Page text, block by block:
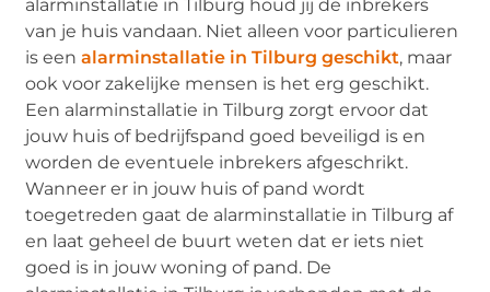
alarminstallatie in Tilburg houd jij de inbrekers
van je huis vandaan. Niet alleen voor particulieren
is eenalarminstallatie in Tilburg geschikt, maar
ook voor zakelijke mensen is het erg geschikt.
Een alarminstallatie in Tilburg zorgt ervoor dat
jouw huis of bedrijfspand goed beveiligd is en
worden de eventuele inbrekers afgeschrikt.
Wanneer er in jouw huis of pand wordt
toegetreden gaat de alarminstallatie in Tilburg af
en laat geheel de buurt weten dat er iets niet
goed is in jouw woning of pand. De